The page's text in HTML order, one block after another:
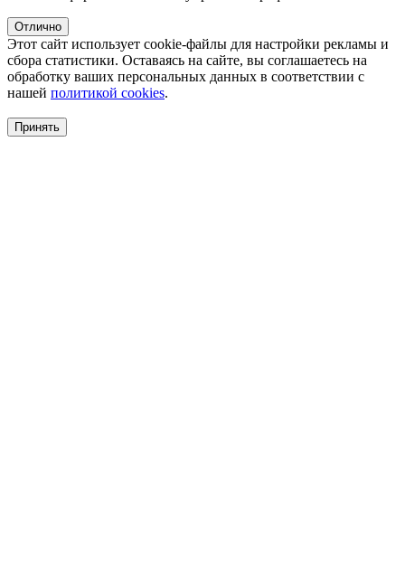
Отлично
Этот сайт использует cookie-файлы для настройки рекламы и
сбора статистики. Оставаясь на сайте, вы соглашаетесь на
обработку ваших персональных данных в соответствии с
нашей политикой cookies.
Принять